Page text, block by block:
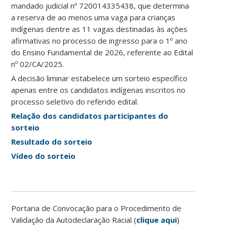
mandado judicial nº 720014335438, que determina
a reserva de ao menos uma vaga para crianças
indígenas dentre as 11 vagas destinadas às ações
afirmativas no processo de ingresso para o 1º ano
do Ensino Fundamental de 2026, referente ao Edital
nº 02/CA/2025.
A decisão liminar estabelece um sorteio específico
apenas entre os candidatos indígenas inscritos no
processo seletivo do referido edital.
Relação dos candidatos participantes do
sorteio
Resultado do sorteio
Vídeo do sorteio
Portaria de Convocação para o Procedimento de
Validação da Autodeclaração Racial (clique aqui)